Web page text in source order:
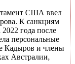
США ввел
К санкциям
года после
персональные
Кадыров и члены
Австралии,